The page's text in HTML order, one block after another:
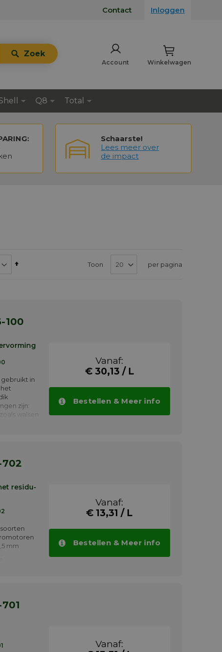
Contact Inloggen
Winkelwagen
Zoek
Account
Q8 Total
Schaarste!
Lees meer over
de impact
Toon per pagina
100
in
zijn:
walsen
Vanaf:
€ 30,13 / L
Bestellen & Meer info
702
residu-
mm
Vanaf:
€ 13,31 / L
Bestellen & Meer info
Vanaf: